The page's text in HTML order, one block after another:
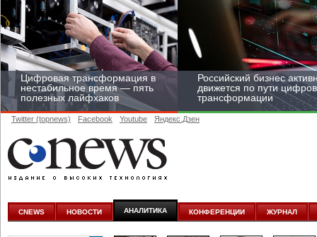
Цифровая трансформация в
нестабильное время — пять
полезных лайфхаков
Российский бизнес
движется по пути
трансформации
цифровизироваться со
скоростью крупных
корпораций
Twitter (topnews) Facebook Youtube Яндекс.Дзен
CNEWS НОВОСТИ АНАЛИТИКА КОНФЕРЕНЦИИ ЖУРНАЛ